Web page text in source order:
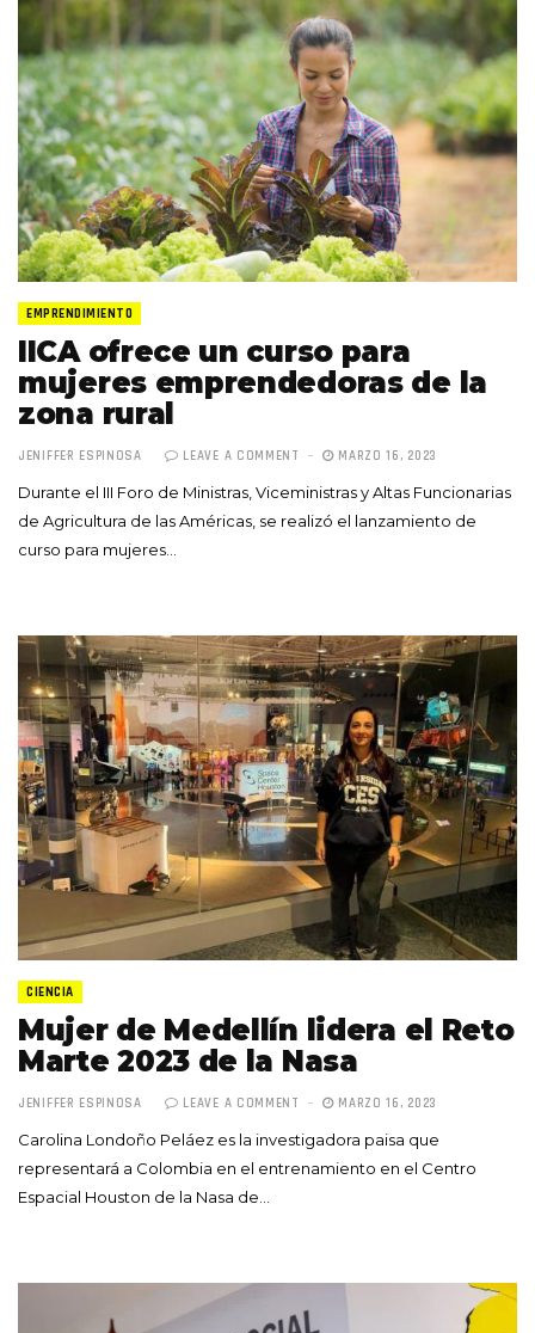
EMPRENDIMIENTO
IICA ofrece un curso para
mujeres emprendedoras de la
zona rural
JENIFFER ESPINOSA LEAVE A COMMENT MARZO 16, 2023
Durante el III Foro de Ministras, Viceministras y Altas Funcionarias
de Agricultura de las Américas, se realizó el lanzamiento de
curso para mujeres…
CIENCIA
Mujer de Medellín lidera el Reto
Marte 2023 de la Nasa
JENIFFER ESPINOSA LEAVE A COMMENT MARZO 16, 2023
Carolina Londoño Peláez es la investigadora paisa que
representará a Colombia en el entrenamiento en el Centro
Espacial Houston de la Nasa de…